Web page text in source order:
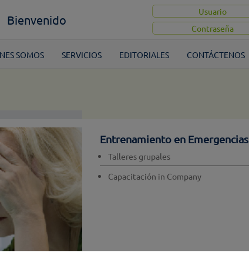
Bienvenido
SOMOS SERVICIOS EDITORIALES CONTÁCTENOS
Entrenamiento en Emergencias
Talleres grupales
Capacitación in Company